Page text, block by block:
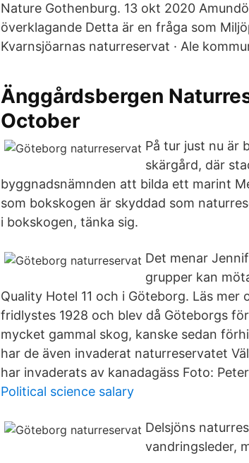
Nature Gothenburg. 13 okt 2020
överklagande Detta är en fråga som
Kvarnsjöarnas naturreservat · Ale
Änggårdsbergen
October
På tur just nu är
skärgård, där
byggnadsnämnden att bilda ett marint
som bokskogen är skyddad som
i bokskogen, tänka sig.
Det menar
grupper kan
Quality Hotel 11 och i Göteborg. Läs
fridlystes 1928 och blev då Göteborgs
mycket gammal skog, kanske sedan
har de även invaderat naturreservatet
har invaderats av kanadagäss Foto:
Political science salary
Delsjöns
vandringsleder,